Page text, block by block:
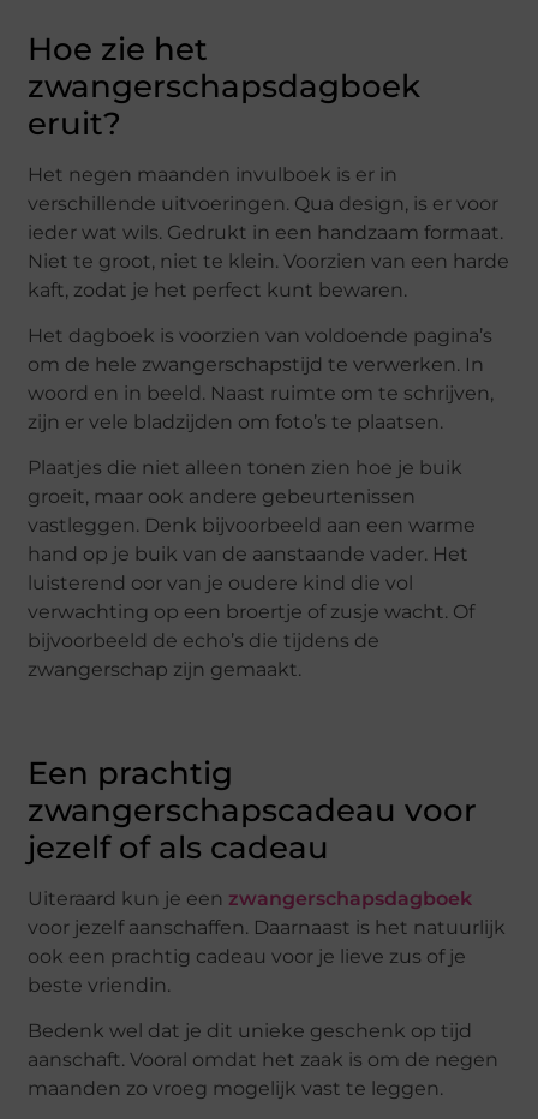
Hoe zie het
zwangerschapsdagboek
eruit?
Het negen maanden invulboek is er in
verschillende uitvoeringen. Qua design, is er voor
ieder wat wils. Gedrukt in een handzaam formaat.
Niet te groot, niet te klein. Voorzien van een harde
kaft, zodat je het perfect kunt bewaren.
Het dagboek is voorzien van voldoende pagina’s
om de hele zwangerschapstijd te verwerken. In
woord en in beeld. Naast ruimte om te schrijven,
zijn er vele bladzijden om foto’s te plaatsen.
Plaatjes die niet alleen tonen zien hoe je buik
groeit, maar ook andere gebeurtenissen
vastleggen. Denk bijvoorbeeld aan een warme
hand op je buik van de aanstaande vader. Het
luisterend oor van je oudere kind die vol
verwachting op een broertje of zusje wacht. Of
bijvoorbeeld de echo’s die tijdens de
zwangerschap zijn gemaakt.
Een prachtig
zwangerschapscadeau voor
jezelf of als cadeau
Uiteraard kun je een zwangerschapsdagboek
voor jezelf aanschaffen. Daarnaast is het natuurlijk
ook een prachtig cadeau voor je lieve zus of je
beste vriendin.
Bedenk wel dat je dit unieke geschenk op tijd
aanschaft. Vooral omdat het zaak is om de negen
maanden zo vroeg mogelijk vast te leggen.